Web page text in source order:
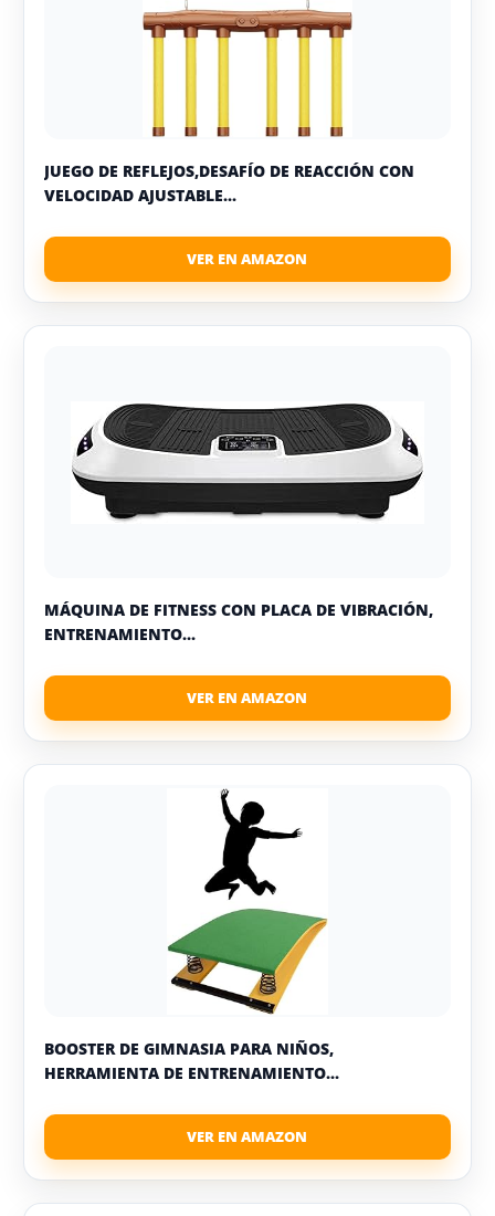
JUEGO DE REFLEJOS,DESAFÍO DE REACCIÓN CON
VELOCIDAD AJUSTABLE...
MÁQUINA DE FITNESS CON PLACA DE VIBRACIÓN,
ENTRENAMIENTO...
BOOSTER DE GIMNASIA PARA NIÑOS,
HERRAMIENTA DE ENTRENAMIENTO...